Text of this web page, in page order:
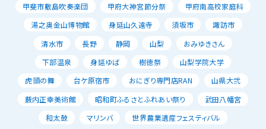
甲斐市敷島吹奏楽団
甲府大神宮節分祭
甲府南高校家庭科
湯之奥金山博物館
身延山久遠寺 須坂市
諏訪市
清水市
長野 静岡 山梨
おみゆきさん
下部温泉
身延ゆば 樹徳祭
山梨学院大学
虎頭の舞
台ケ原宿市 おにぎり専門店RAN
山県大弐
薮内正幸美術館
昭和町ふるさとふれあい祭り
武田八幡宮
和太鼓
マリンバ
世界農業遺産フェスティバル